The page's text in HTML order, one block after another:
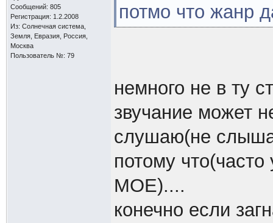
Сообщений: 805
Регистрация: 1.2.2008
Из: Солнечная система,
Земля, Евразия, Россия,
Москва
Пользователь №: 79
потмо что жанр
немного не в ту
звучание может
слушаю(не
потому
МОЕ)....
конечно если